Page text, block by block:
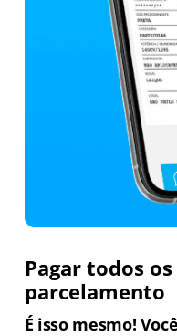
Pagar todos
parcelamento
É isso mesmo!